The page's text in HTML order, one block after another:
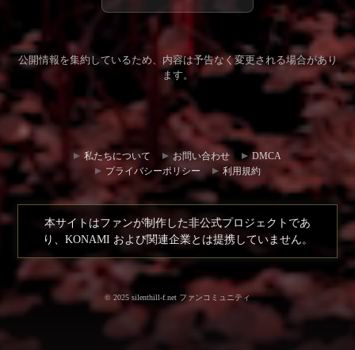
公開情報を集約しているため、内容は予告なく変更される場合があり
ます。
ニティ
ハブ
お問い
合わせ
私たちについて お問い合わせ
DMCA
プライバシーポリシー
利用規約
本サイトはファンが制作した非公式プロジェクトであ
り、KONAMI および関連企業とは提携していません。
© 2025 silenthill-f.net ファンコミュニティ